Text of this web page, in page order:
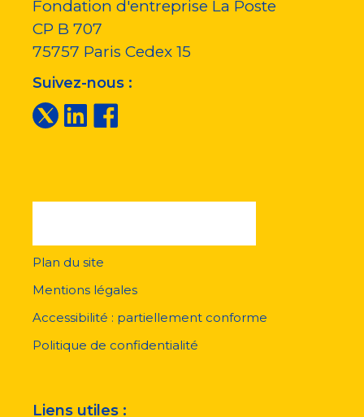
Fondation d'entreprise La Poste
CP B 707
75757 Paris Cedex 15
Suivez-nous :
pied
page
Plan du site
Mentions légales
Accessibilité : partiellement conforme
Politique de confidentialité
Liens utiles :